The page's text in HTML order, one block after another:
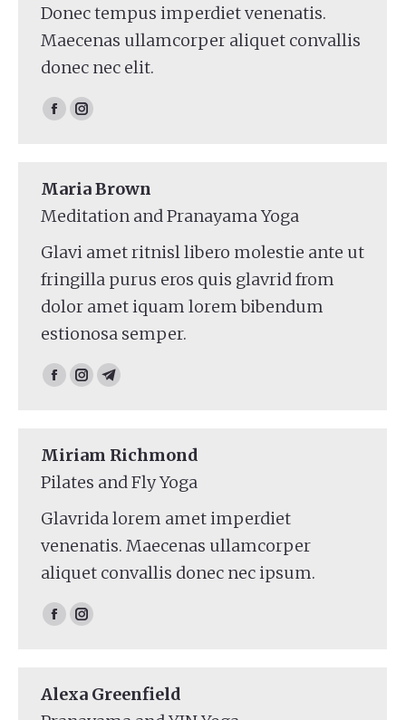
Donec tempus imperdiet venenatis.
Maecenas ullamcorper aliquet convallis
donec nec elit.
Facebook
Instagram
Maria Brown
Meditation and Pranayama Yoga
Glavi amet ritnisl libero molestie ante ut
fringilla purus eros quis glavrid from
dolor amet iquam lorem bibendum
estionosa semper.
Facebook
Instagram
Telegram
Miriam Richmond
Pilates and Fly Yoga
Glavrida lorem amet imperdiet
venenatis. Maecenas ullamcorper
aliquet convallis donec nec ipsum.
Facebook
Instagram
Alexa Greenfield